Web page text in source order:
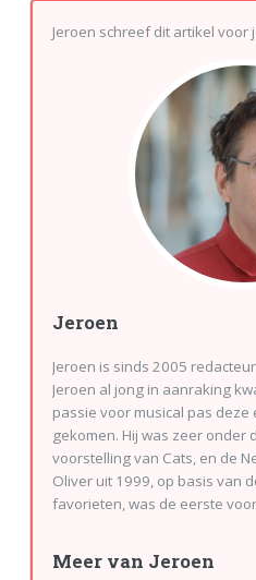
Jeroen schreef dit artikel voor
Jeroen
Jeroen is sinds 2005
Jeroen al jong in aanraking
passie voor musical pas deze
gekomen. Hij was zeer onder
voorstelling van Cats, en de
Oliver uit 1999, op basis van
favorieten, was de eerste
hij meer dan 100
Meer van Jeroen